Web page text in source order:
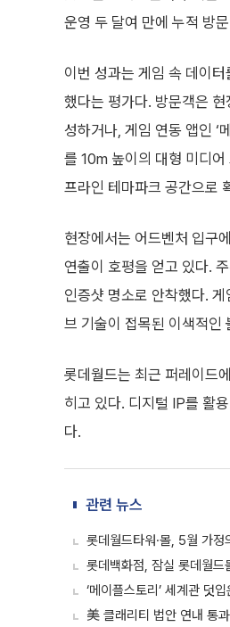
운영 두 달여 만에 누적 방
이번 성과는 게임 속 데이
했다는 평가다. 방문객은
성하거나, 게임 연동 앱인 ‘
를 10m 높이의 대형 미디
프라인 테마파크 공간으로
현장에서는 어드벤처 입구
연출이 호평을 얻고 있다.
인증샷 명소로 안착했다.
브 기술이 접목된 이색적인
롯데월드는 최근 퍼레이드
히고 있다. 디지털 IP를 활
다.
관련 뉴스
롯데월드타워·몰, 5월 가정
롯데백화점, 잠실 롯데월드
‘메이플스토리’ 세계관 덧
美 클래리티 법안 연내 통